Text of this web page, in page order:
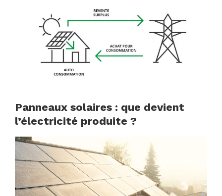
Panneaux solaires : que devient
l’électricité produite ?